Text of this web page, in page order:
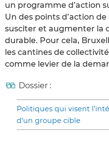
un programme d’action
Un des points d’action
susciter et augmenter la
durable. Pour cela,
les cantines de
comme levier de la
Dossier :
Politiques qui visent
d’un groupe cible